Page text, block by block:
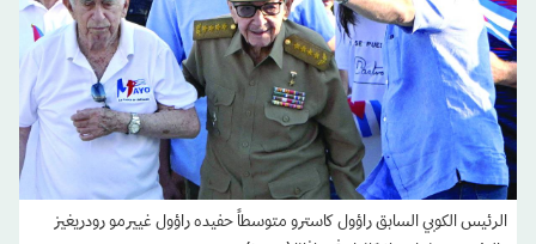
الرئيس الكوبي السابق راؤول كاسترو متوسطاً حفيده راؤول غييرمو رودريغيز